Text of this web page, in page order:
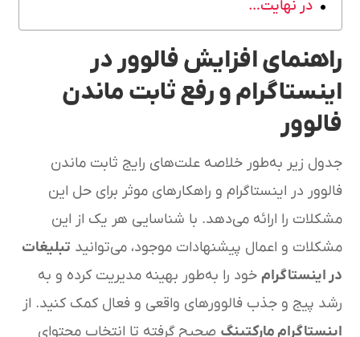
در نهایت…
راهنمای افزایش فالوور در
اینستاگرام و رفع ثابت ماندن
فالوور
جدول زیر به‌طور خلاصه علت‌های رایج ثابت ماندن
فالوور در اینستاگرام و راهکارهای موثر برای حل این
مشکلات را ارائه می‌دهد. با شناسایی هر یک از این
مشکلات و اعمال پیشنهادات موجود، می‌توانید تبلیغات
در اینستاگرام خود را به‌طور بهینه مدیریت کرده و به
رشد پیج و جذب فالوورهای واقعی و فعال کمک کنید. از
اینستاگرام مارکتینگ صحیح گرفته تا انتخاب محتوای